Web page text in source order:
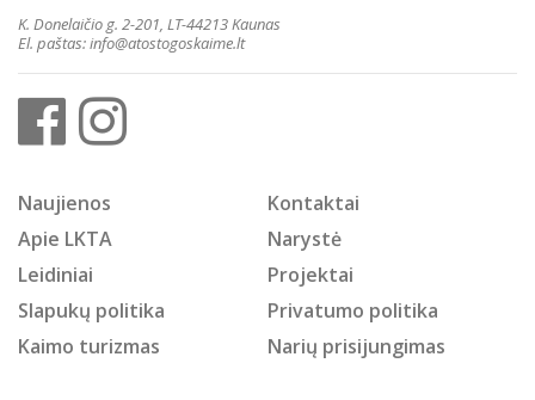
K. Donelaičio g. 2-201, LT-44213 Kaunas
El. paštas:info@atostogoskaime.lt
Naujienos
Kontaktai
Apie LKTA
Narystė
Leidiniai
Projektai
Slapukų politika
Privatumo politika
Kaimo turizmas
Narių prisijungimas